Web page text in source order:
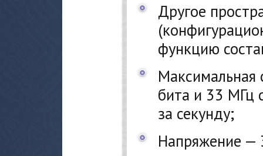
Другое
функцию
Максимальная
бита и 33 МГц
за секунду;
Напряжение —